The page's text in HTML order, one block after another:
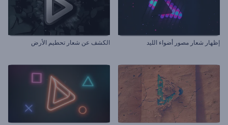
إظهار شعار مصور أضواء الليد الكشف عن شعار تحطيم الأرض